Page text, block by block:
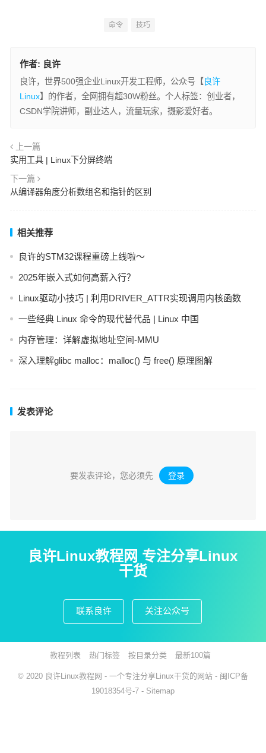
命令 技巧
作者: 良许
良许，世界500强企业Linux开发工程师，公众号【 良许
Linux】的作者，全网拥有超30W粉丝。个人标签：创业者，
CSDN学院讲师，副业达人，流量玩家，摄影爱好者。
上一篇
实用工具 | Linux下分屏终端
下一篇
从编译器角度分析数组名和指针的区别
相关推荐
良许的STM32课程重磅上线啦～
2025年嵌入式如何高薪入行？
Linux驱动小技巧 | 利用DRIVER_ATTR实现调用内核函数
一些经典 Linux 命令的现代替代品 | Linux 中国
内存管理：详解虚拟地址空间-MMU
深入理解glibc malloc：malloc() 与 free() 原理图解
发表评论
要发表评论，您必须先 登录 。
良许Linux教程网 专注分享Linux
干货
联系良许 关注公众号
教程列表 热门标签 按目录分类 最新100篇
© 2020 良许Linux教程网 - 一个专注分享Linux干货的网站 - 闽ICP备
19018354号-7 - Sitemap